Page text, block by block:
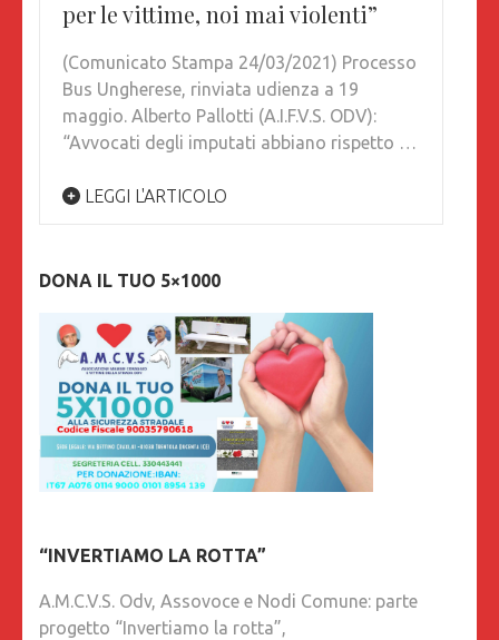
per le vittime, noi mai violenti”
(Comunicato Stampa 24/03/2021) Processo
Bus Ungherese, rinviata udienza a 19
maggio. Alberto Pallotti (A.I.F.V.S. ODV):
“Avvocati degli imputati abbiano rispetto …
LEGGI L'ARTICOLO
DONA IL TUO 5×1000
“INVERTIAMO LA ROTTA”
A.M.C.V.S. Odv, Assovoce e Nodi Comune: parte
progetto “Invertiamo la rotta”,